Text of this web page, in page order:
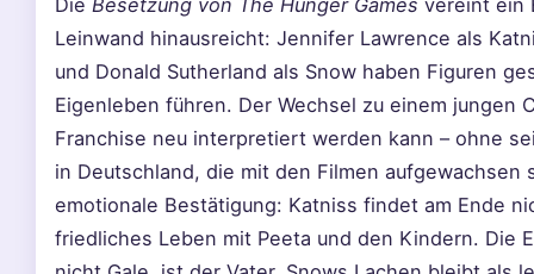
Die Besetzung von The Hunger Games vereint ein
Leinwand hinausreicht: Jennifer Lawrence als
und Donald Sutherland als Snow haben Figuren
Eigenleben führen. Der Wechsel zu einem jungen
Franchise neu interpretiert werden kann – ohne
in Deutschland, die mit den Filmen aufgewachsen
emotionale Bestätigung: Katniss findet am Ende
friedliches Leben mit Peeta und den Kindern. Die